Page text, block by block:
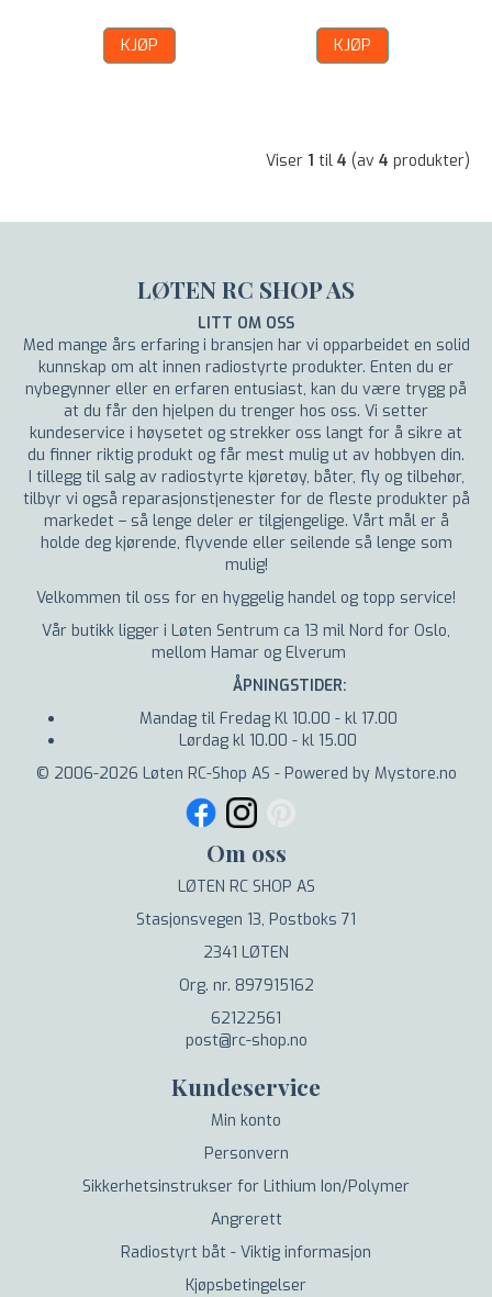
KJØP KJØP
Viser 1 til 4 (av 4 produkter)
LØTEN RC SHOP AS
LITT OM OSS
Med mange års erfaring i bransjen har vi opparbeidet en solid
kunnskap om alt innen radiostyrte produkter. Enten du er
nybegynner eller en erfaren entusiast, kan du være trygg på
at du får den hjelpen du trenger hos oss. Vi setter
kundeservice i høysetet og strekker oss langt for å sikre at
du finner riktig produkt og får mest mulig ut av hobbyen din.
I tillegg til salg av radiostyrte kjøretøy, båter, fly og tilbehør,
tilbyr vi også reparasjonstjenester for de fleste produkter på
markedet – så lenge deler er tilgjengelige. Vårt mål er å
holde deg kjørende, flyvende eller seilende så lenge som
mulig!
Velkommen til oss for en hyggelig handel og topp service!
Vår butikk ligger i Løten Sentrum ca 13 mil Nord for Oslo,
mellom Hamar og Elverum
ÅPNINGSTIDER:
Mandag til Fredag Kl 10.00 - kl 17.00
Lørdag kl 10.00 - kl 15.00
© 2006-2026 Løten RC-Shop AS - Powered by Mystore.no
Om oss
LØTEN RC SHOP AS
Stasjonsvegen 13, Postboks 71
2341 LØTEN
Org. nr. 897915162
62122561
post@rc-shop.no
Kundeservice
Min konto
Personvern
Sikkerhetsinstrukser for Lithium Ion/Polymer
Angrerett
Radiostyrt båt - Viktig informasjon
Kjøpsbetingelser